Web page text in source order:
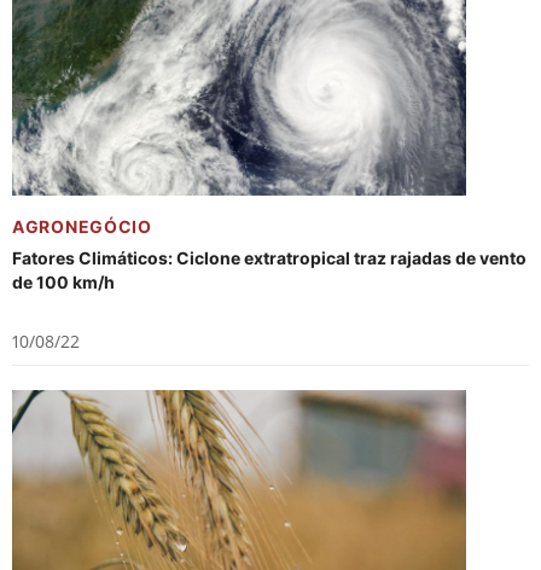
AGRONEGÓCIO
Fatores Climáticos: Ciclone extratropical traz rajadas de vento
de 100 km/h
10/08/22